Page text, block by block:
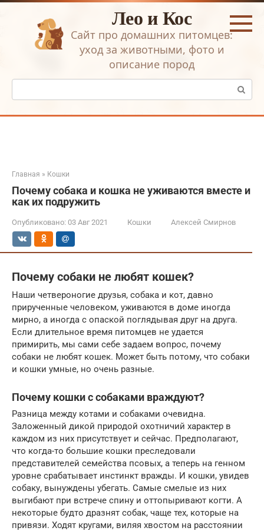
Перейти
Лео и Кос
Сайт про домашних питомцев:
уход за животными, фото и
описание пород
Поиск:
Главная » Кошки
Почему собака и кошка не уживаются вместе и
как их подружить
Опубликовано: 03 Авг 2021 Кошки Алексей Смирнов
Почему собаки не любят кошек?
Наши четвероногие друзья, собака и кот, давно
прирученные человеком, уживаются в доме иногда
мирно, а иногда с опаской поглядывая друг на друга.
Если длительное время питомцев не удается
примирить, мы сами себе задаем вопрос, почему
собаки не любят кошек. Может быть потому, что собаки
и кошки умные, но очень разные.
Почему кошки с собаками враждуют?
Разница между котами и собаками очевидна.
Заложенный дикой природой охотничий характер в
каждом из них присутствует и сейчас. Предполагают,
что когда-то большие кошки преследовали
представителей семейства псовых, а теперь на генном
уровне срабатывает инстинкт вражды. И кошки, увидев
собаку, вынуждены убегать. Самые смелые из них
выгибают при встрече спину и оттопыривают когти. А
некоторые будто дразнят собак, чаще тех, которые на
привязи. Ходят кругами, виляя хвостом на расстоянии